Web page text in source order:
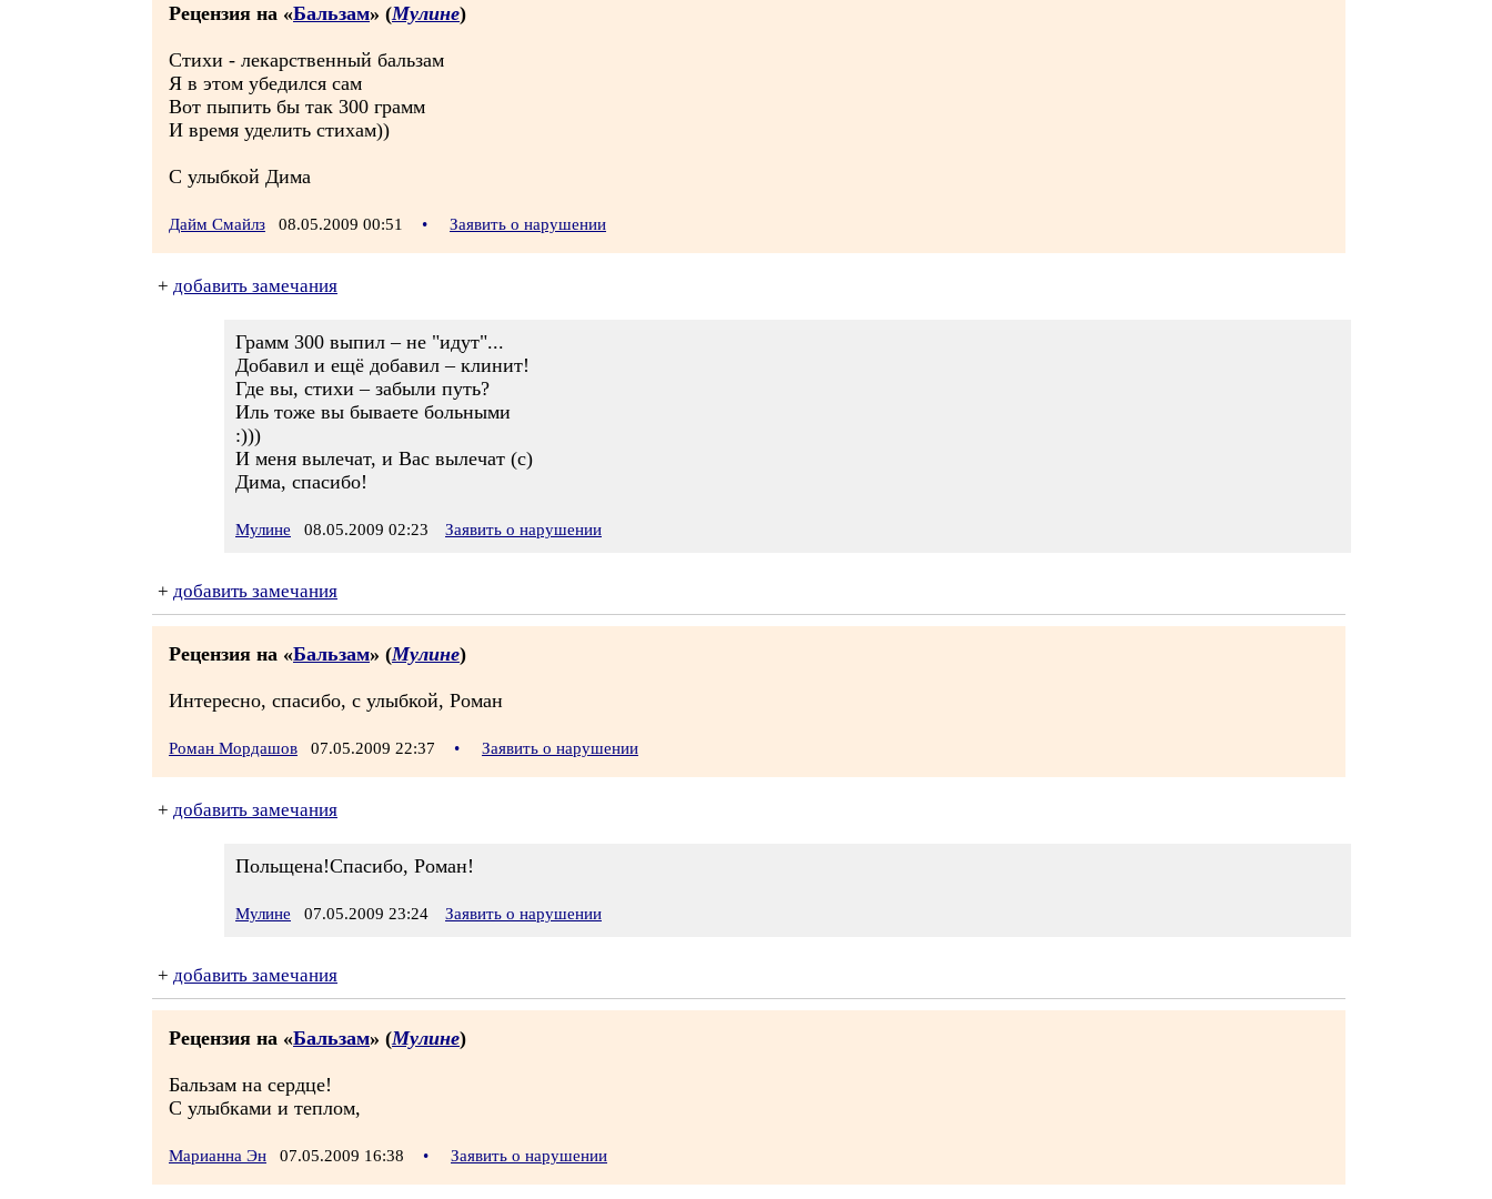
Рецензия на «Бальзам» (Мулине)
Стихи - лекарственный бальзам
Я в этом убедился сам
Вот пыпить бы так 300 грамм
И время уделить стихам))
С улыбкой Дима
Дайм Смайлз 08.05.2009 00:51 • Заявить о нарушении
+ добавить замечания
Грамм 300 выпил – не "идут"...
Добавил и ещё добавил – клинит!
Где вы, стихи – забыли путь?
Иль тоже вы бываете больными
:)))
И меня вылечат, и Вас вылечат (с)
Дима, спасибо!
Мулине 08.05.2009 02:23 Заявить о нарушении
+ добавить замечания
Рецензия на «Бальзам» (Мулине)
Интересно, спасибо, с улыбкой, Роман
Роман Мордашов 07.05.2009 22:37 • Заявить о нарушении
+ добавить замечания
Польщена!Спасибо, Роман!
Мулине 07.05.2009 23:24 Заявить о нарушении
+ добавить замечания
Рецензия на «Бальзам» (Мулине)
Бальзам на сердце!
С улыбками и теплом,
Марианна Эн 07.05.2009 16:38 • Заявить о нарушении